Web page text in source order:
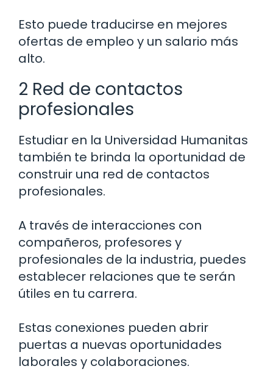
Esto puede traducirse en mejores
ofertas de empleo y un salario más
alto.
2 Red de contactos
profesionales
Estudiar en la Universidad Humanitas
también te brinda la oportunidad de
construir una red de contactos
profesionales.
A través de interacciones con
compañeros, profesores y
profesionales de la industria, puedes
establecer relaciones que te serán
útiles en tu carrera.
Estas conexiones pueden abrir
puertas a nuevas oportunidades
laborales y colaboraciones.